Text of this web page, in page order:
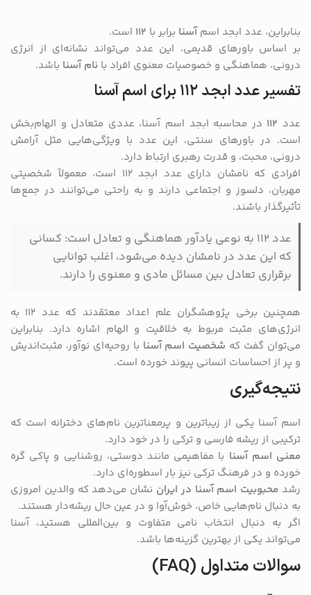
بنابراین، عدد ابجد اسمآسنا برابر با ۱۱۲ است.
بر اساس باورهای قدیمی، این عدد می‌تواند نشانه‌ای از انرژی
درونی، هماهنگی و خصوصیات معنوی افراد با نام آسنا باشد.
تفسیر عدد ابجد ۱۱۲ برای اسم آسنا
عدد ۱۱۲ در محاسبه ابجد اسم آسنا، عددی متعادل و الهام‌بخش
است. در باورهای سنتی، این عدد با ویژگی‌هایی مثل آرامش
درونی، محبت، و قدرت رهبری ارتباط دارد.
افرادی که نامشان دارای عدد ابجد ۱۱۲ است، معمولاً شخصیتی
مهربان، دلسوز و اجتماعی دارند و به راحتی می‌توانند در جمع‌ها
تأثیرگذار باشند.
عدد ۱۱۲ به نوعی یادآور هماهنگی و تعادل است؛ کسانی
که این عدد در نامشان دیده می‌شود، اغلب توانایی
برقراری تعادل بین مسائل مادی و معنوی را دارند.
همچنین برخی پژوهشگران علم اعداد معتقدند که عدد ۱۱۲ به
انرژی‌های مثبت مربوط به خلاقیت و الهام اشاره دارد. بنابراین
می‌توان گفت که شخصیت اسم آسنا با روحیه‌ای نوآور، مثبت‌اندیش
و پر از احساسات انسانی پیوند خورده است.
نتیجه‌گیری
اسم آسنا یکی از زیباترین و پرمعناترین نام‌های دخترانه است که
ترکیبی از ریشه فارسی و ترکی را در خود دارد.
معنی اسم آسنا با مفاهیمی مانند دوستی، روشنایی و پاکی گره
خورده و در فرهنگ ترکی نیز بار اسطوره‌ای دارد.
رشد محبوبیت اسم آسنا در ایران نشان می‌دهد که والدین امروزی
به دنبال نام‌هایی خاص، خوش‌آوا و در عین حال ریشه‌دار هستند.
اگر به دنبال انتخاب نامی متفاوت و بین‌المللی هستید، آسنا
می‌تواند یکی از بهترین گزینه‌ها باشد.
سوالات متداول (FAQ)